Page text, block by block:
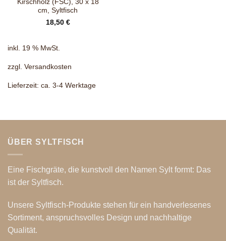
Kirschholz (FSC), 30 x 18
cm, Syltfisch
18,50 €
inkl. 19 % MwSt.
zzgl. Versandkosten
Lieferzeit: ca. 3-4 Werktage
ÜBER SYLTFISCH
Eine Fischgräte, die kunstvoll den Namen Sylt formt: Das
ist der Syltfisch.
Unsere Syltfisch-Produkte stehen für ein handverlesenes
Sortiment, anspruchsvolles Design und nachhaltige
Qualität.